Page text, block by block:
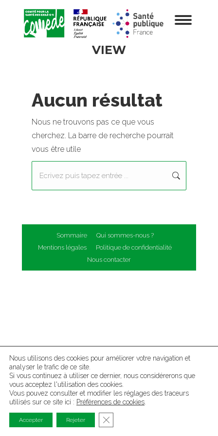
VIEW
Aucun résultat
Nous ne trouvons pas ce que vous
cherchez. La barre de recherche pourrait
vous être utile
Sommaire
Qui sommes-nous ?
Mentions légales
Politique de confidentialité
Nous contacter
Nous utilisons des cookies pour améliorer votre navigation et
analyser le trafic de ce site.
Si vous continuez à utiliser ce dernier, nous considérerons que
vous acceptez l'utilisation des cookies.
Vous pouvez consulter et modifier les réglages des traceurs
utilisés sur ce site ici : Préférences de cookies
Accepter Rejeter Fermer la bannière des cookies